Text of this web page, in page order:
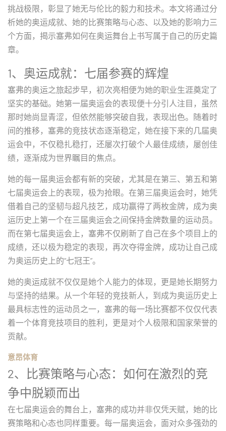
挑战极限，彰显了她无与伦比的毅力和技术。本文将通过分
析她的奥运成就、她的比赛策略与心态、以及她的影响力三
个方面，揭示塞弗如何在奥运舞台上书写属于自己的历史篇
章。
1、奥运成就：七届参赛的辉煌
塞弗的奥运之旅起步早，初次亮相便为她的职业生涯奠定了
坚实的基础。她第一届奥运会的表现便十分引人注目，虽然
那时她尚显青涩，但依然能够突破自我，表现出色。随着时
间的推移，塞弗的竞技状态逐渐稳定，她在接下来的几届奥
运会中，不仅稳扎稳打，还屡次打破个人最佳成绩，屡创佳
绩，逐渐成为世界瞩目的焦点。
她的每一届奥运会都有新的突破，尤其是在第三、第五和第
七届奥运会上的表现，极为抢眼。在第三届奥运会时，她凭
借着自己的坚韧与超凡技艺，成功赢得了两枚金牌，成为奥
运历史上第一个在三届奥运会之间保持金牌数量的运动员。
而在第七届奥运会上，塞弗不仅刷新了自己在多个项目上的
成绩，还以极为稳定的表现，再次夺得金牌，成功让自己成
为奥运历史上的“七冠王”。
她的奥运成就不仅仅是她个人能力的体现，更是她长期努力
与坚持的结果。从一个年轻的竞技新人，到成为奥运历史上
最具标志性的运动员之一，塞弗的每一场比赛都不仅仅代表
着一个体育竞技项目的胜利，更是对个人极限和国家荣誉的
贡献。
意昂体育
2、比赛策略与心态：如何在激烈的竞
争中脱颖而出
在七届奥运会的舞台上，塞弗的成功并非仅凭天赋，她的比
赛策略和心态也同样重要。每一届奥运会，面对众多强劲的